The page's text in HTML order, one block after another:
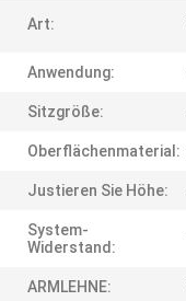
Art:
Anwendung:
Sitzgröße:
Oberflächenmaterial:
Justieren Sie Höhe:
System-
Widerstand:
ARMLEHNE: